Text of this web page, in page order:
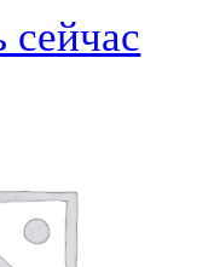
сейчас